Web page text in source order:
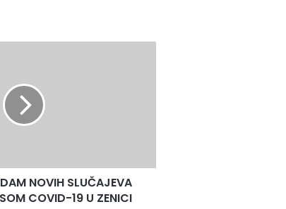
NOVIH SLUČAJEVA
COVID-19 U ZENICI